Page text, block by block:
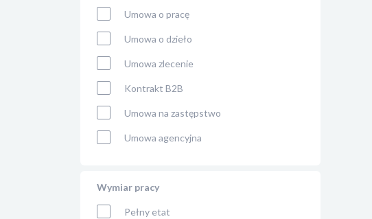
Umowa o pracę
Umowa o dzieło
Umowa zlecenie
Kontrakt B2B
Umowa na zastępstwo
Umowa agencyjna
Wymiar pracy
Pełny etat